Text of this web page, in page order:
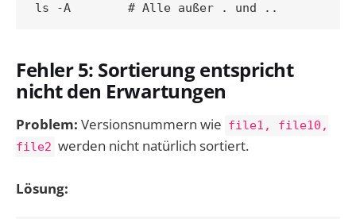
Fehler 5: Sortierung entspricht
nicht den Erwartungen
Problem: Versionsnummern wie file1, file10,
file2 werden nicht natürlich sortiert.
Lösung: